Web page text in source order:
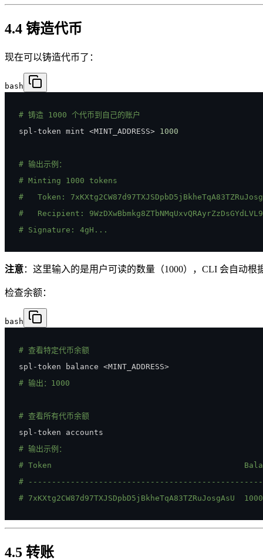
4.4 铸造代币
现在可以铸造代币了：
bash
# 铸造 1000 个代币到自己的账户
spl-token mint <MINT_ADDRESS> 1000
# 输出示例：
# Minting 1000 tokens
#   Token:
#   Recipient:
# Signature: 4gH...
注意：这里输入的是用户可读的数量（1000），CLI 会自动根
检查余额：
bash
# 查看特定代币余额
spl-token balance <MINT_ADDRESS>
# 输出：1000
# 查看所有代币余额
# 输出示例：
# Token
#
# 7xKXtg2CW87d97TXJSDpbD5jBkheTqA83TZRuJosgAsU  1000
4.5 转账